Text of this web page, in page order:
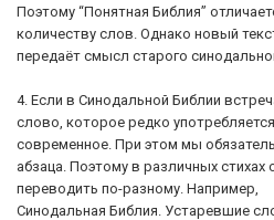
Поэтому “Понятная Библия”
количеству слов. Однако новый
передаёт смысл старого
4. Если в Синодальной Библии
слово, которое редко
современное. При этом мы
абзаца. Поэтому в различных
переводить по-разному. Например,
Синодальная Библия. Устаревшие